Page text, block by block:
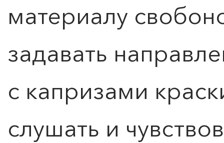
материалу
задавать
с капризами
слушать и